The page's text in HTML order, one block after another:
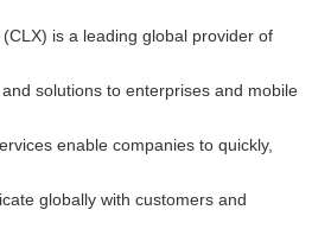
is a leading global provider of
solutions to enterprises and mobile
enable companies to quickly,
globally with customers and